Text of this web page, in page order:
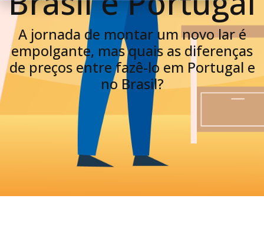
A jornada de montar um novo lar é
empolgante, mas quais as diferenças
de preços entre fazê-lo em Portugal e
no Brasil?